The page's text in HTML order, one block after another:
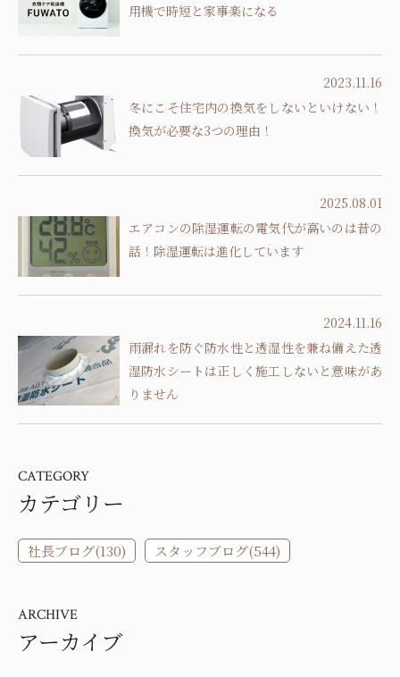
用機で時短と家事楽になる
2023.11.16
冬にこそ住宅内の換気をしないといけない！
換気が必要な3つの理由！
2025.08.01
エアコンの除湿運転の電気代が高いのは昔の
話！除湿運転は進化しています
2024.11.16
雨漏れを防ぐ防水性と透湿性を兼ね備えた透
湿防水シートは正しく施工しないと意味があ
りません
CATEGORY
カテゴリー
社長ブログ(130) スタッフブログ(544)
ARCHIVE
アーカイブ